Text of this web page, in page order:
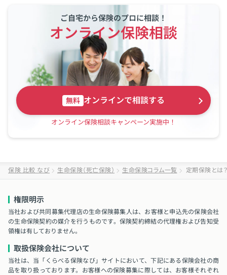
ご自宅から保険のプロに相談！
オンライン保険相談
無料 オンラインで相談する
オンライン保険相談キャンペーン実施中！
保険 比較 なび 生命保険（死亡保険） 生命保険コラム一覧 定期保険とは
権限明示
当社および共同募集代理店の生命保険募集人は、お客様と申込先の保険会社
の生命保険契約の媒介を行うものです。保険契約締結の代理権および告知受
領権は有しておりません。
取扱保険会社について
当社は、当「くらべる保険なび」サイトにおいて、下記にある保険会社の商
品を取り扱っております。お客様への保険募集に際しては、お客様それぞれ